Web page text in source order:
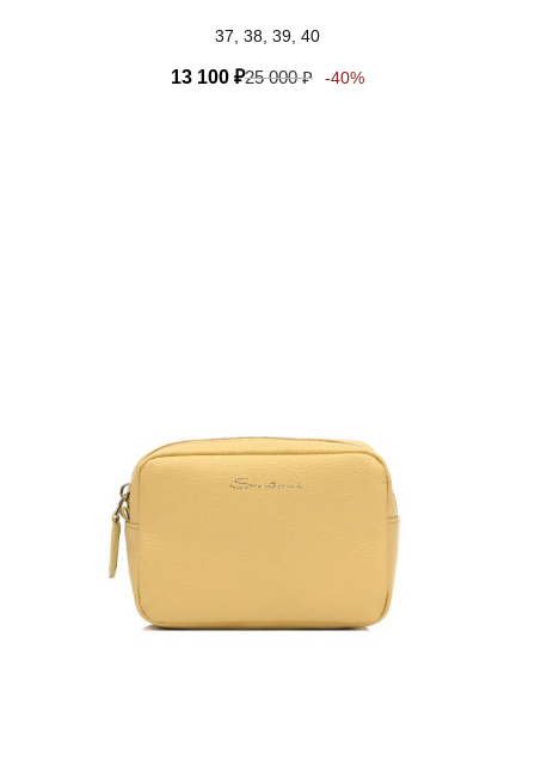
37, 38, 39, 40
13 100 ₽25 000₽ -40%